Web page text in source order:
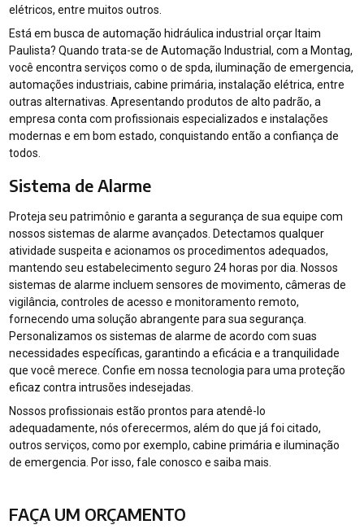
elétricos, entre muitos outros.
Está em busca de automação hidráulica industrial orçar Itaim
Paulista? Quando trata-se de Automação Industrial, com a Montag,
você encontra serviços como o de spda, iluminação de emergencia,
automações industriais, cabine primária, instalação elétrica, entre
outras alternativas. Apresentando produtos de alto padrão, a
empresa conta com profissionais especializados e instalações
modernas e em bom estado, conquistando então a confiança de
todos.
Sistema de Alarme
Proteja seu patrimônio e garanta a segurança de sua equipe com
nossos sistemas de alarme avançados. Detectamos qualquer
atividade suspeita e acionamos os procedimentos adequados,
mantendo seu estabelecimento seguro 24 horas por dia. Nossos
sistemas de alarme incluem sensores de movimento, câmeras de
vigilância, controles de acesso e monitoramento remoto,
fornecendo uma solução abrangente para sua segurança.
Personalizamos os sistemas de alarme de acordo com suas
necessidades específicas, garantindo a eficácia e a tranquilidade
que você merece. Confie em nossa tecnologia para uma proteção
eficaz contra intrusões indesejadas.
Nossos profissionais estão prontos para atendê-lo
adequadamente, nós oferecermos, além do que já foi citado,
outros serviços, como por exemplo, cabine primária e iluminação
de emergencia. Por isso, fale conosco e saiba mais.
FAÇA UM ORÇAMENTO